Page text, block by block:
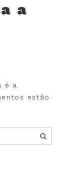
a
é a
estão